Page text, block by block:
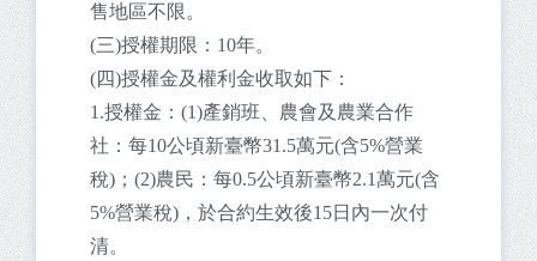
售地區不限。
(三)授權期限：10年。
(四)授權金及權利金收取如下：
1.授權金：(1)產銷班、農會及農業合作
社：每10公頃新臺幣31.5萬元(含5%營業
稅)；(2)農民：每0.5公頃新臺幣2.1萬元(含
5%營業稅)，於合約生效後15日內一次付
清。